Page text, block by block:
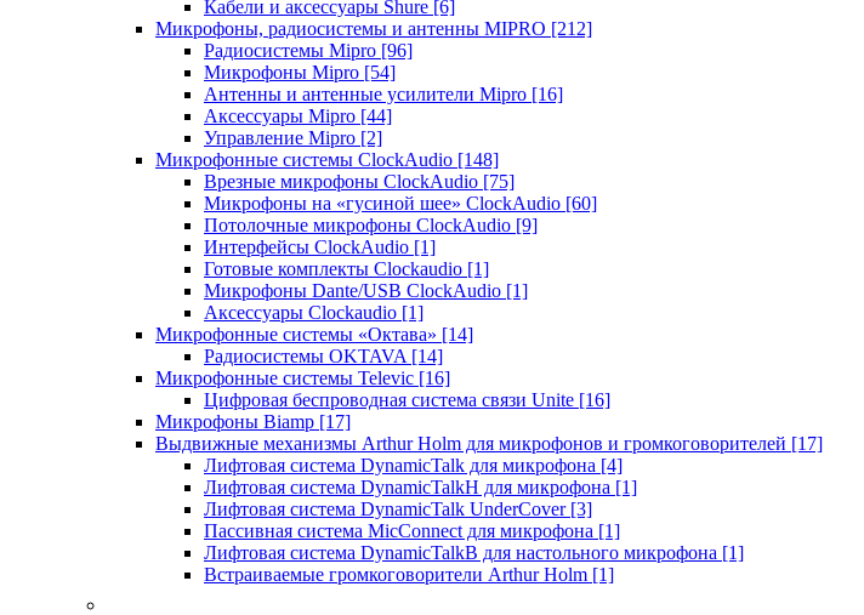
Кабели и аксессуары Shure [6]
Микрофоны, радиосистемы и антенны MIPRO [212]
Радиосистемы Mipro [96]
Микрофоны Mipro [54]
Антенны и антенные усилители Mipro [16]
Аксессуары Mipro [44]
Управление Mipro [2]
Микрофонные системы ClockAudio [148]
Врезные микрофоны ClockAudio [75]
Микрофоны на «гусиной шее» ClockAudio [60]
Потолочные микрофоны ClockAudio [9]
Интерфейсы ClockAudio [1]
Готовые комплекты Clockaudio [1]
Микрофоны Dante/USB ClockAudio [1]
Аксессуары Clockaudio [1]
Микрофонные системы «Октава» [14]
Радиосистемы OKTAVA [14]
Микрофонные системы Televic [16]
Цифровая беспроводная система связи Unite [16]
Микрофоны Biamp [17]
Выдвижные механизмы Arthur Holm для микрофонов и громкоговорителей [17]
Лифтовая система DynamicTalk для микрофона [4]
Лифтовая система DynamicTalkH для микрофона [1]
Лифтовая система DynamicTalk UnderCover [3]
Пассивная система MicConnect для микрофона [1]
Лифтовая система DynamicTalkB для настольного микрофона [1]
Встраиваемые громкоговорители Arthur Holm [1]